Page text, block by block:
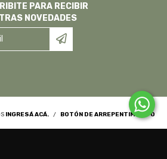
PARA RECIBIR
NOVEDADES
INGRESÁ ACÁ. / BOTÓN DE ARREPENTIMIENTO